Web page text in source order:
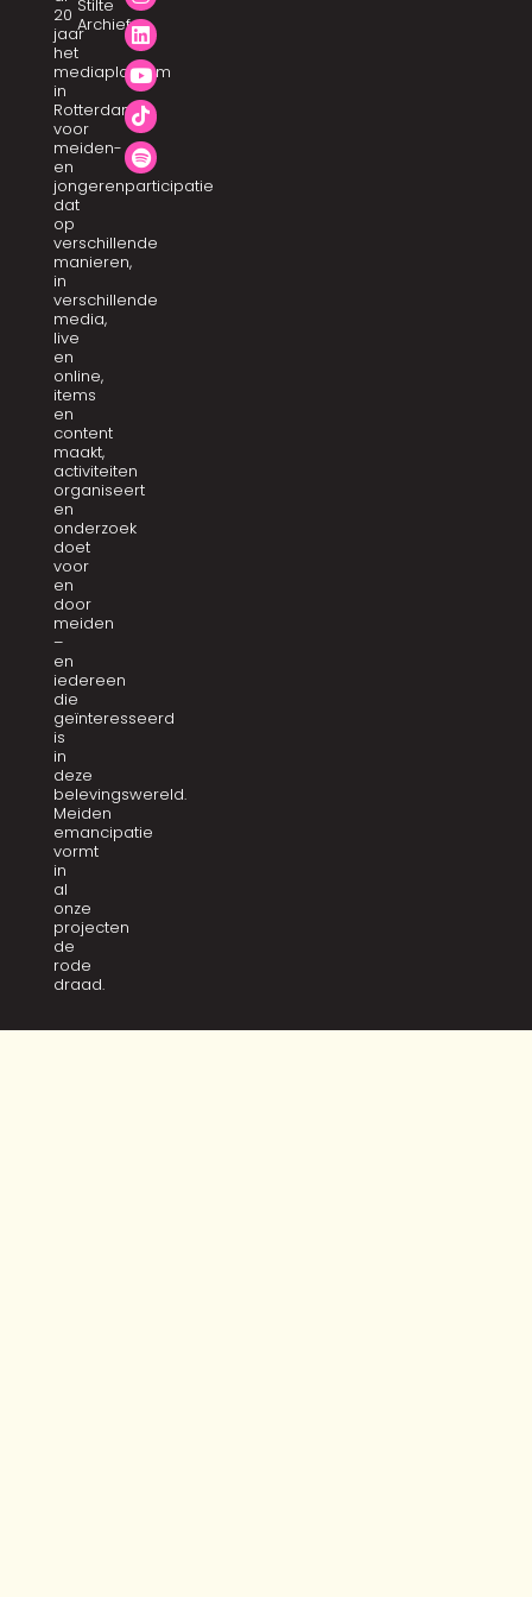
20
jaar
het
mediaplatform
in
Rotterdam
voor
meiden-
en
jongerenparticipatie
dat
op
verschillende
manieren,
in
verschillende
media,
live
en
online,
items
en
content
maakt,
activiteiten
organiseert
en
onderzoek
doet
voor
en
door
meiden
–
en
iedereen
die
geïnteresseerd
is
in
deze
belevingswereld.
Meiden
emancipatie
vormt
in
al
onze
projecten
de
rode
draad.
Stilte
Archief